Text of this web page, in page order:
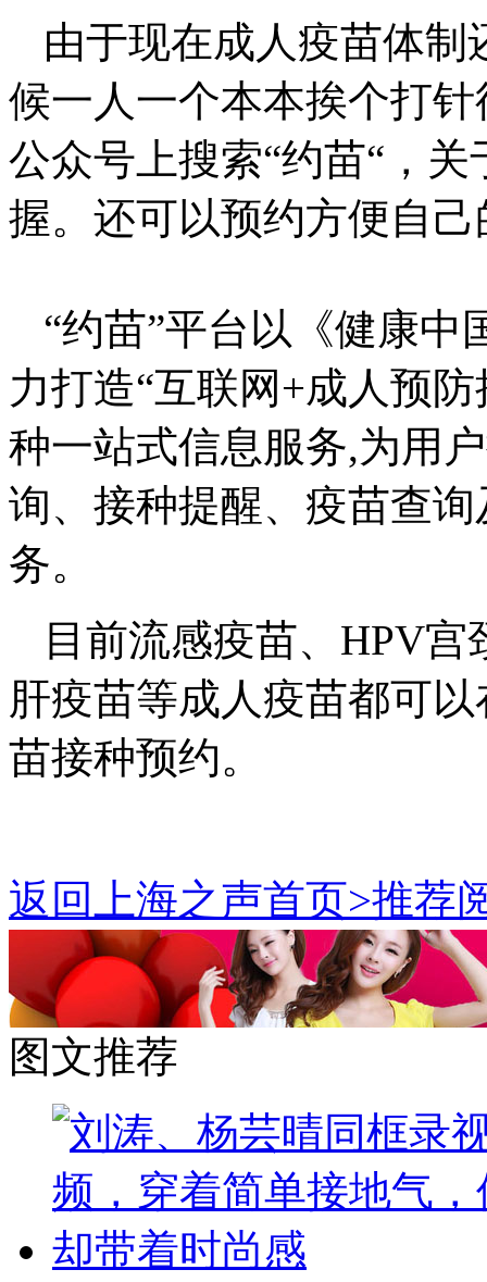
由于现在成人疫苗体
候一人一个本本挨个打
公众号上搜索“约苗“，
握。还可以预约方便自
“约苗”平台以《健康中
力打造“互联网+成人预
种一站式信息服务,为用
询、接种提醒、疫苗查
务。
目前流感疫苗、HPV
肝疫苗等成人疫苗都可
苗接种预约。
返回上海之声首页>推荐
图文推荐